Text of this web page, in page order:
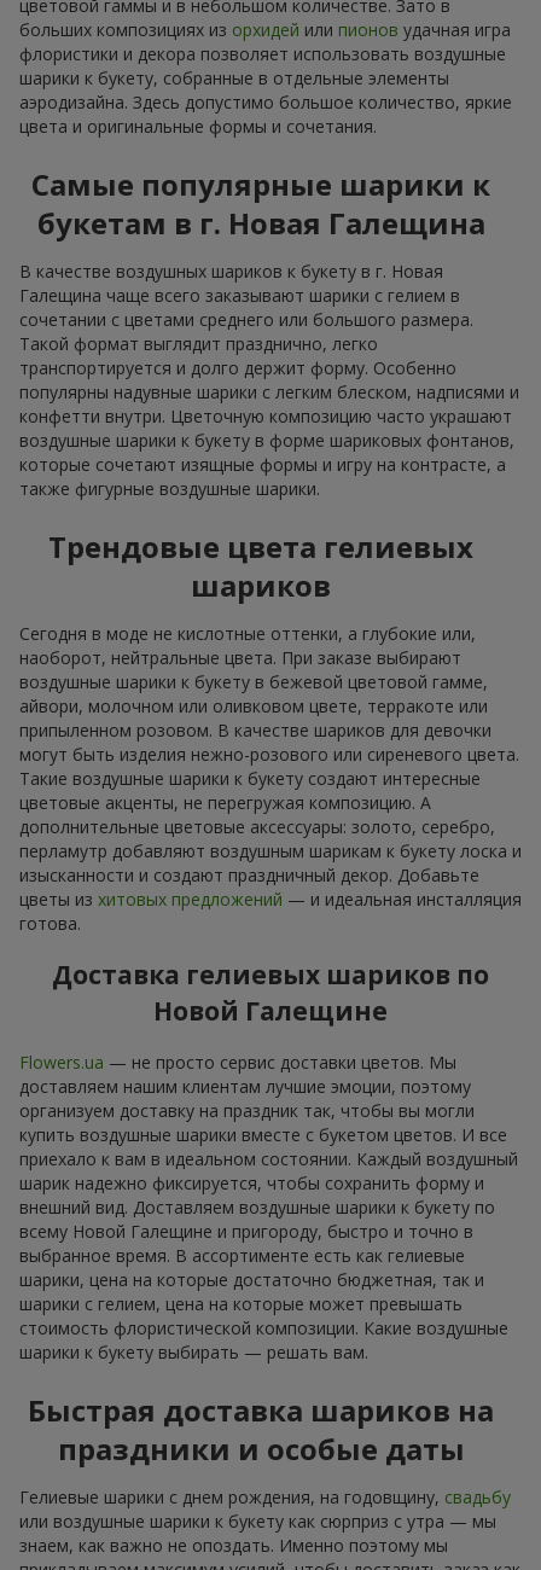
цветовой гаммы и в небольшом количестве. Зато в
больших композициях из орхидей или пионов удачная игра
флористики и декора позволяет использовать воздушные
шарики к букету, собранные в отдельные элементы
аэродизайна. Здесь допустимо большое количество, яркие
цвета и оригинальные формы и сочетания.
Самые популярные шарики к
букетам в г. Новая Галещина
В качестве воздушных шариков к букету в г. Новая
Галещина чаще всего заказывают шарики с гелием в
сочетании с цветами среднего или большого размера.
Такой формат выглядит празднично, легко
транспортируется и долго держит форму. Особенно
популярны надувные шарики с легким блеском, надписями и
конфетти внутри. Цветочную композицию часто украшают
воздушные шарики к букету в форме шариковых фонтанов,
которые сочетают изящные формы и игру на контрасте, а
также фигурные воздушные шарики.
Трендовые цвета гелиевых
шариков
Сегодня в моде не кислотные оттенки, а глубокие или,
наоборот, нейтральные цвета. При заказе выбирают
воздушные шарики к букету в бежевой цветовой гамме,
айвори, молочном или оливковом цвете, терракоте или
припыленном розовом. В качестве шариков для девочки
могут быть изделия нежно-розового или сиреневого цвета.
Такие воздушные шарики к букету создают интересные
цветовые акценты, не перегружая композицию. А
дополнительные цветовые аксессуары: золото, серебро,
перламутр добавляют воздушным шарикам к букету лоска и
изысканности и создают праздничный декор. Добавьте
цветы из хитовых предложений — и идеальная инсталляция
готова.
Доставка гелиевых шариков по
Новой Галещине
Flowers.ua — не просто сервис доставки цветов. Мы
доставляем нашим клиентам лучшие эмоции, поэтому
организуем доставку на праздник так, чтобы вы могли
купить воздушные шарики вместе с букетом цветов. И все
приехало к вам в идеальном состоянии. Каждый воздушный
шарик надежно фиксируется, чтобы сохранить форму и
внешний вид. Доставляем воздушные шарики к букету по
всему Новой Галещине и пригороду, быстро и точно в
выбранное время. В ассортименте есть как гелиевые
шарики, цена на которые достаточно бюджетная, так и
шарики с гелием, цена на которые может превышать
стоимость флористической композиции. Какие воздушные
шарики к букету выбирать — решать вам.
Быстрая доставка шариков на
праздники и особые даты
Гелиевые шарики с днем рождения, на годовщину, свадьбу
или воздушные шарики к букету как сюрприз с утра — мы
знаем, как важно не опоздать. Именно поэтому мы